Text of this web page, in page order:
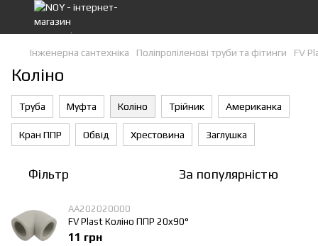
Інженерна сантехніка Поліпропіленові труби та фітинги FV
Коліно
Труба Муфта Коліно Трійник Американка
Кран ППР Обвід Хрестовина Заглушка
Фільтр За популярністю
AA202020000
FV Plast Коліно ППР 20х90°
11 грн